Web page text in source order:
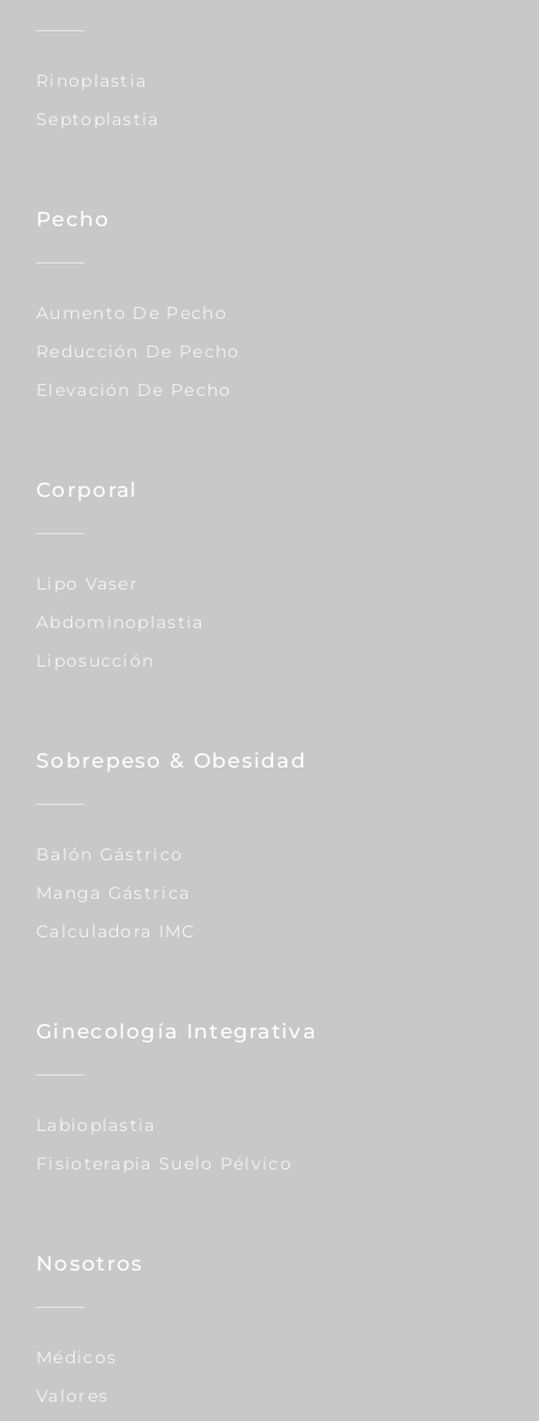
Rinoplastia
Septoplastia
Pecho
Aumento De Pecho
Reducción De Pecho
Elevación De Pecho
Corporal
Lipo Vaser
Abdominoplastia
Liposucción
Sobrepeso & Obesidad
Balón Gástrico
Manga Gástrica
Calculadora IMC
Ginecología Integrativa
Labioplastia
Fisioterapia Suelo Pélvico
Nosotros
Médicos
Valores